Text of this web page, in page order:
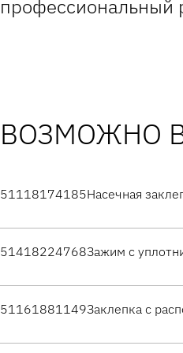
профессиональный
ВОЗМОЖНО
51118174185Насечная
51418224768Зажим с
51161881149Заклепка с